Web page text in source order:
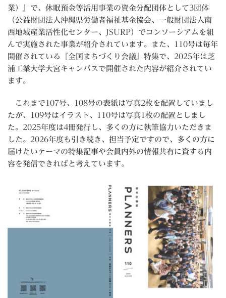
業）』で、休眠預金等活用事業の資金分配団体として3団体
（公益財団法人沖縄県労働者福祉基金協会、一般財団法人南
西地域産業活性化センター、JSURP）でコンソーシアムを組
んで実施された事業が紹介されています。また、110号は毎年
開催されている『全国まちづくり会議』特集で、2025年は芝
浦工業大学大宮キャンパスで開催された内容が紹介されてい
ます。
これまで107号、108号の表紙は写真2枚を配置していまし
たが、109号はイラスト、110号は写真1枚の配置としまし
た。2025年度は4冊発行し、多くの方に執筆協力いただきま
した。2026年度も引き続き、担当予定ですので、多くの方に
届けたいテーマの特集記事や会員内外の情報共有に資する内
容を発信できればと考えています。